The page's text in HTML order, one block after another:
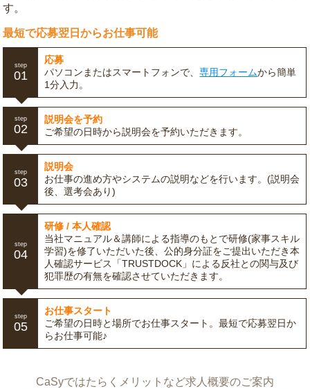
す。
最短で応募翌日からお仕事可能
step
01
応募
パソコンまたはスマートフォンで、専用フォームから簡単
1分入力。
step
02
説明会を予約
ご希望の日時から説明会を予約いただきます。
step
03
説明会
お仕事の進め方やシステムの説明などを行います。(説明会
後、選考会あり)
step
04
研修 / 本人確認
当社マニュアル＆講師による指導のもとで研修(家事スキル
学習)を修了いただいた後、公的身分証をご提出いただき本
人確認サービス「TRUSTDOCK」による反社との関与及び
犯罪歴の有無を確認させていただきます。
step
05
お仕事スタート
ご希望の日時と場所でお仕事スタート。最短で応募翌日か
らお仕事可能♪
CaSyではたらくメリットなど求人概要のご案内